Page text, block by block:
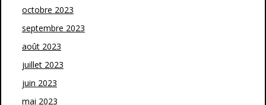
octobre 2023
septembre 2023
août 2023
juillet 2023
juin 2023
mai 2023